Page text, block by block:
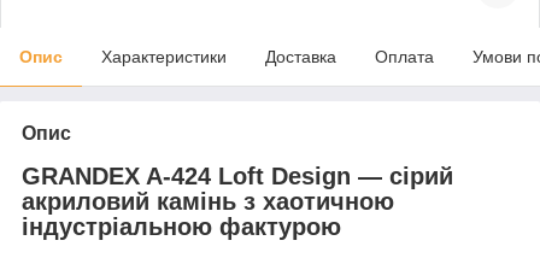
Опис Характеристики Доставка Оплата Умови
Опис
GRANDEX A-424 Loft Design — сірий
акриловий камінь з хаотичною
індустріальною фактурою